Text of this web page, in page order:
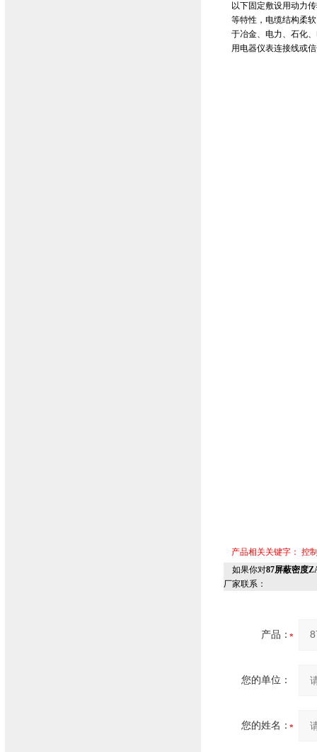
以下固定敷设用动力
等特性，电缆结构柔
于冶金、电力、石化
用电器仪表连接线或
产品相关关键字： 控
如果你对87屏蔽密度
厂家联系：
产品：
您的单位：
您的姓名：